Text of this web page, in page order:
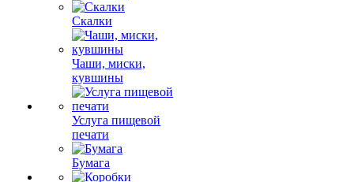
Скалки
Чаши, миски,
кувшины
Услуга пищевой
печати
Бумага